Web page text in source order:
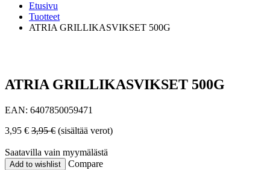
Etusivu
Tuotteet
ATRIA GRILLIKASVIKSET 500G
ATRIA GRILLIKASVIKSET 500G
EAN: 6407850059471
3,95 € 3,95€ (sisältää verot)
Saatavilla vain myymälästä
Add to wishlist
Compare